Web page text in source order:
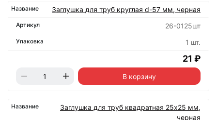
Заглушка для труб круглая d-57 мм, черная
26-0125шт
1 шт.
21 ₽
В корзину
Заглушка для труб квадратная 25х25 мм,
черная